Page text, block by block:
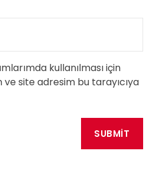
kullanılması için
site adresim bu tarayıcıya